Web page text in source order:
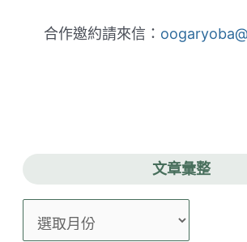
合作邀約請來信：
文章彙整